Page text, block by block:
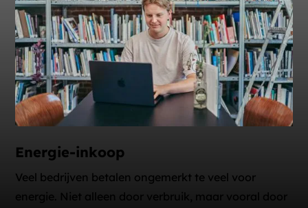
Energie-inkoop
Veel bedrijven betalen ongemerkt te veel voor
energie. Niet alleen door verbruik, maar vooral door